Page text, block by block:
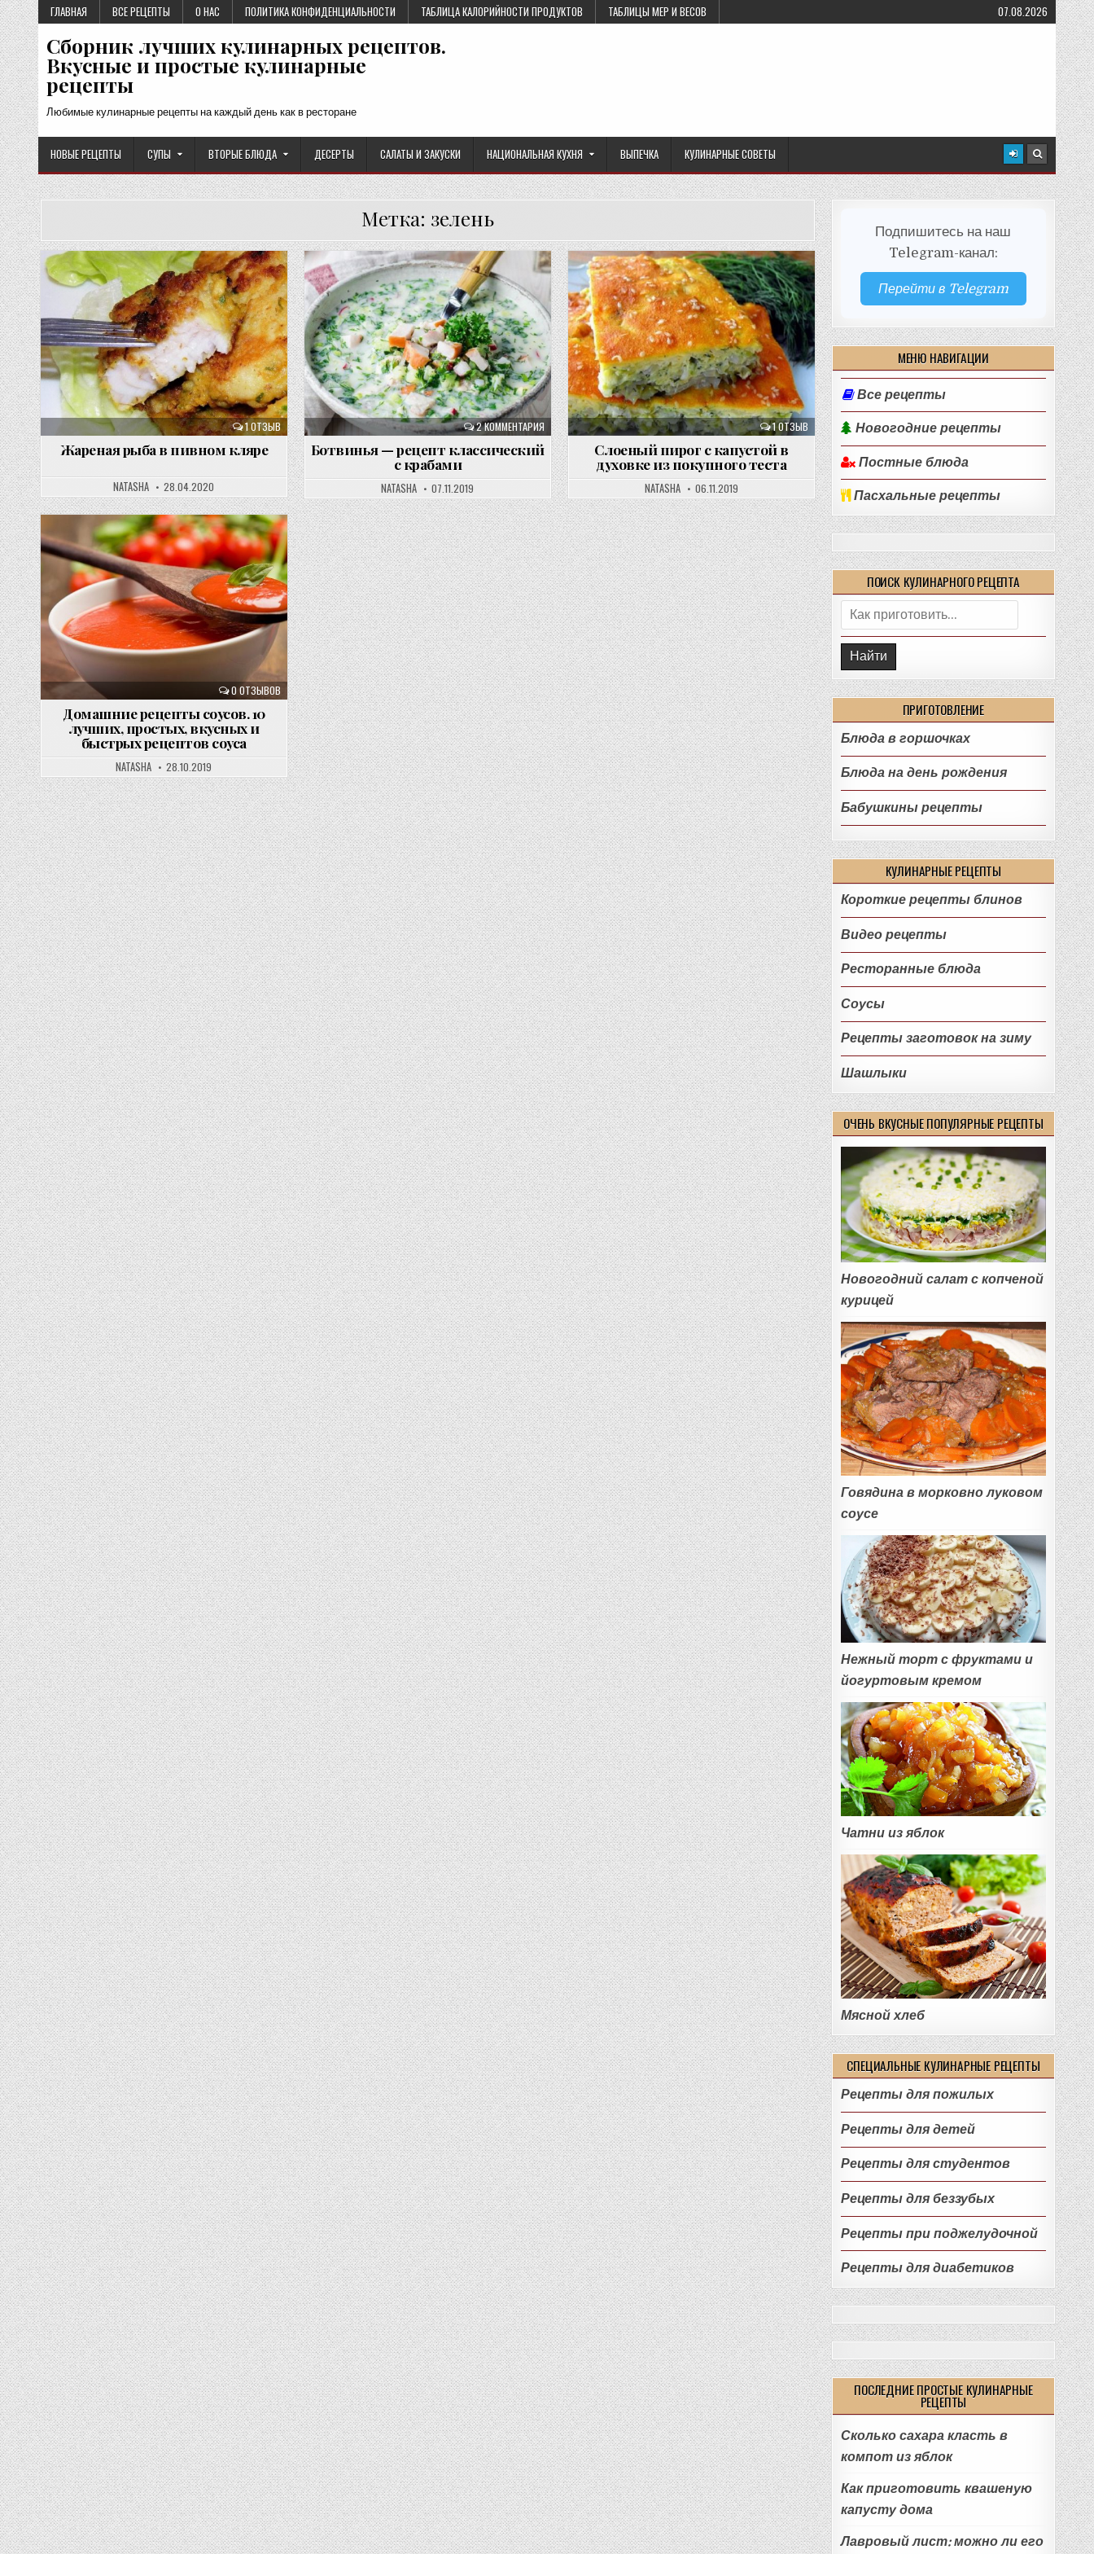
Перейти
к
содержимому
ГЛАВНАЯ ВСЕ РЕЦЕПТЫ О НАС ПОЛИТИКА КОНФИДЕНЦИАЛЬНОСТИ ТАБЛИЦА КАЛОРИЙНОСТИ ПРОДУКТОВ ТАБЛИЦЫ МЕР И ВЕСОВ 07.08.2026
Сборник лучших кулинарных рецептов.
Вкусные и простые кулинарные
рецепты
Любимые кулинарные рецепты на каждый день как в ресторане
НОВЫЕ РЕЦЕПТЫ СУПЫ ВТОРЫЕ БЛЮДА ДЕСЕРТЫ САЛАТЫ И ЗАКУСКИ НАЦИОНАЛЬНАЯ КУХНЯ ВЫПЕЧКА КУЛИНАРНЫЕ СОВЕТЫ
Метка: зелень
1 ОТЗЫВ
Жареная рыба в пивном кляре
NATASHA 28.04.2020
2 КОММЕНТАРИЯ
Ботвинья — рецепт классический
с крабами
NATASHA 07.11.2019
1 ОТЗЫВ
Слоеный пирог с капустой в
духовке из покупного теста
NATASHA 06.11.2019
0 ОТЗЫВОВ
Домашние рецепты соусов. 10
лучших, простых, вкусных и
быстрых рецептов соуса
NATASHA 28.10.2019
Подпишитесь на наш
Telegram-канал:
Перейти в Telegram
МЕНЮ НАВИГАЦИИ
Все рецепты
Новогодние рецепты
Постные блюда
Пасхальные рецепты
ПОИСК КУЛИНАРНОГО РЕЦЕПТА
Поиск:
ПРИГОТОВЛЕНИЕ
Блюда в горшочках
Блюда на день рождения
Бабушкины рецепты
КУЛИНАРНЫЕ РЕЦЕПТЫ
Короткие рецепты блинов
Видео рецепты
Ресторанные блюда
Соусы
Рецепты заготовок на зиму
Шашлыки
ОЧЕНЬ ВКУСНЫЕ ПОПУЛЯРНЫЕ РЕЦЕПТЫ
Новогодний салат с копченой
курицей
Говядина в морковно луковом
соусе
Нежный торт с фруктами и
йогуртовым кремом
Чатни из яблок
Мясной хлеб
СПЕЦИАЛЬНЫЕ КУЛИНАРНЫЕ РЕЦЕПТЫ
Рецепты для пожилых
Рецепты для детей
Рецепты для студентов
Рецепты для беззубых
Рецепты при поджелудочной
Рецепты для диабетиков
ПОСЛЕДНИЕ ПРОСТЫЕ КУЛИНАРНЫЕ
РЕЦЕПТЫ
Сколько сахара класть в
компот из яблок
Как приготовить квашеную
капусту дома
Лавровый лист: можно ли его